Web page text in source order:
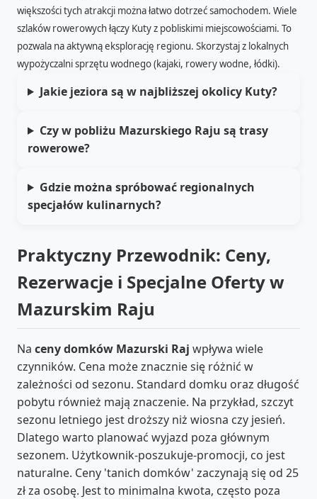
większości tych atrakcji można łatwo dotrzeć samochodem. Wiele
szlaków rowerowych łączy Kuty z pobliskimi miejscowościami. To
pozwala na aktywną eksplorację regionu. Skorzystaj z lokalnych
wypożyczalni sprzętu wodnego (kajaki, rowery wodne, łódki).
Jakie jeziora są w najbliższej okolicy Kuty?
Czy w pobliżu Mazurskiego Raju są trasy
rowerowe?
Gdzie można spróbować regionalnych
specjałów kulinarnych?
Praktyczny Przewodnik: Ceny,
Rezerwacje i Specjalne Oferty w
Mazurskim Raju
Na ceny domków Mazurski Raj wpływa wiele
czynników. Cena może znacznie się różnić w
zależności od sezonu. Standard domku oraz długość
pobytu również mają znaczenie. Na przykład, szczyt
sezonu letniego jest droższy niż wiosna czy jesień.
Dlatego warto planować wyjazd poza głównym
sezonem. Użytkownik-poszukuje-promocji, co jest
naturalne. Ceny 'tanich domków' zaczynają się od 25
zł za osobę. Jest to minimalna kwota, często poza